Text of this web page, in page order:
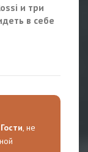
и три
в себе
Гости, не